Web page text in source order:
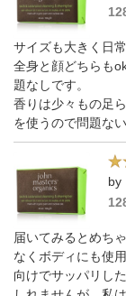
サイズも大きく日
全身と顔どちらも
題なしです。
香りは少々もの足
を使うので問題な
by
届いてみるとめち
なくボディにも使
向けでサッパリし